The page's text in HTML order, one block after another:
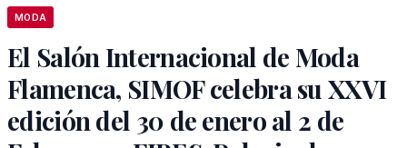
MODA
El Salón Internacional de Moda
Flamenca, SIMOF celebra su XXVI
edición del 30 de enero al 2 de